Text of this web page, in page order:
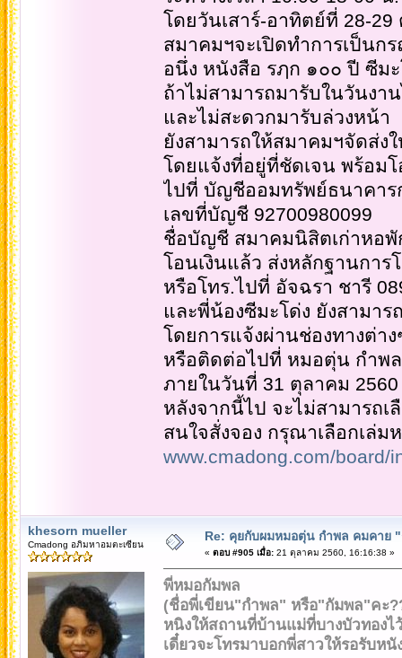
โดยวันเสาร์-อาทิตย์ที่ 28-
สมาคมฯจะเปิดทำการเป็นก
อนึ่ง หนังสือ รฦก ๑๐๐ ปี ซีม
ถ้าไม่สามารถมารับในวันงา
และไม่สะดวกมารับล่วงหน้า
ยังสามารถให้สมาคมฯจัดส่ง
โดยแจ้งที่อยู่ที่ชัดเจน พร้อม
ไปที่ บัญชีออมทรัพย์ธนาคาร
เลขที่บัญชี 92700980099
ชื่อบัญชี สมาคมนิสิตเก่าหอ
โอนเงินแล้ว ส่งหลักฐานการ
หรือโทร.ไปที่ อัจฉรา ชารี
และพี่น้องซีมะโด่ง ยังสามาร
โดยการแจ้งผ่านช่องทางต่า
หรือติดต่อไปที่ หมอตุ่น กำพ
ภายในวันที่ 31 ตุลาคม
หลังจากนี้ไป จะไม่สามารถเ
สนใจสั่งจอง กรุณาเลือกเล่ม
www.cmadong.com/board/
khesorn mueller
Cmadong อภิมหาอมตะเซียน
Re: คุยกับผมหมอตุ่น กำพล คมคาย
« ตอบ #905 เมื่อ:21 ตุลาคม 2560, 16:16:38 »
พี่หมอกัมพล
(ชื่อพี่เขียน"กำพล" หรือ"กัมพล"คะ
หนิงให้สถานที่บ้านแม่ที่บางบัวทองไ
เดี๋ยวจะโทรมาบอกพี่สาวให้รอรับหนั